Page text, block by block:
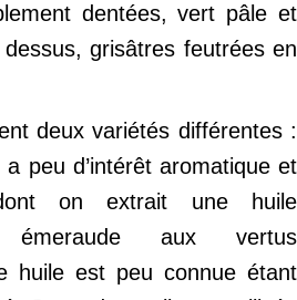
dentées, vert pâle et
grisâtres feutrées en
deux variétés différentes :
a peu d’intérêt aromatique et
on extrait une huile
émeraude aux vertus
huile est peu connue étant